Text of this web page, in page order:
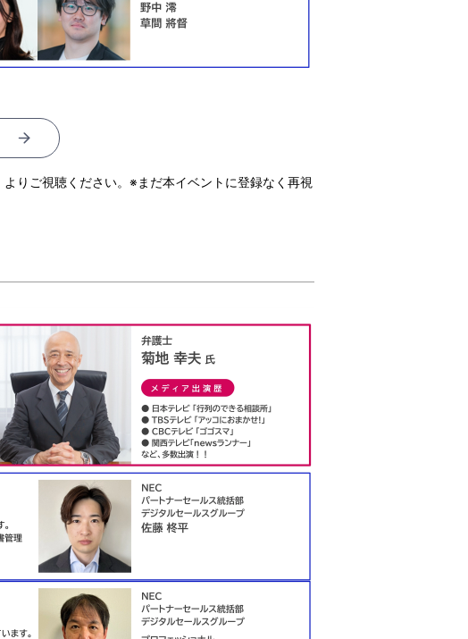
よりご視聴ください。 ※まだ本イベントに登録なく再視